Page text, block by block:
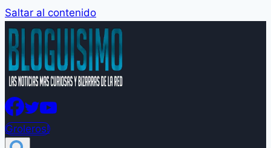
Saltar al contenido
Groleros!